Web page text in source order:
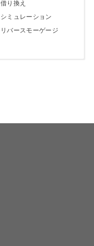
借り換え
シミュレーション
リバースモーゲージ